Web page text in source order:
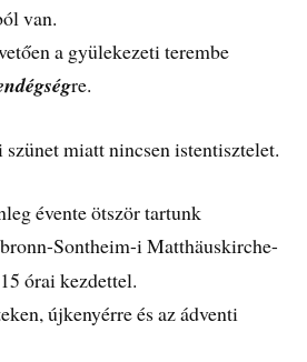
van.
a gyülekezeti terembe
re.
szünet miatt nincsen istentisztelet.
évente ötször tartunk
Sontheim-i Matthäuskirche-
órai kezdettel.
újkenyérre és az ádventi